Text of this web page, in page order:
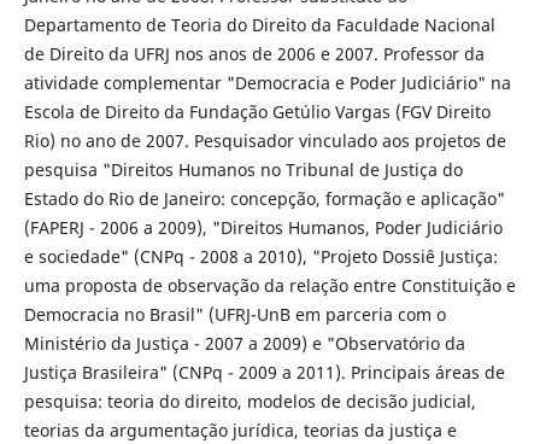
Departamento de Teoria do Direito da Faculdade Nacional
de Direito da UFRJ nos anos de 2006 e 2007. Professor da
atividade complementar "Democracia e Poder Judiciário" na
Escola de Direito da Fundação Getúlio Vargas (FGV Direito
Rio) no ano de 2007. Pesquisador vinculado aos projetos de
pesquisa "Direitos Humanos no Tribunal de Justiça do
Estado do Rio de Janeiro: concepção, formação e aplicação"
(FAPERJ - 2006 a 2009), "Direitos Humanos, Poder Judiciário
e sociedade" (CNPq - 2008 a 2010), "Projeto Dossiê Justiça:
uma proposta de observação da relação entre Constituição e
Democracia no Brasil" (UFRJ-UnB em parceria com o
Ministério da Justiça - 2007 a 2009) e "Observatório da
Justiça Brasileira" (CNPq - 2009 a 2011). Principais áreas de
pesquisa: teoria do direito, modelos de decisão judicial,
teorias da argumentação jurídica, teorias da justiça e